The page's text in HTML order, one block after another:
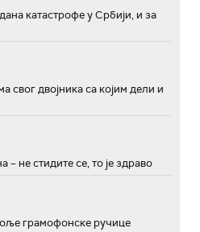
катастрофе у Србији, и за
свог двојника са којим дели и
– не стидите се, то је здраво
грамофонске ручице